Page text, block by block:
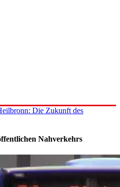
Die Zukunft des
Nahverkehrs